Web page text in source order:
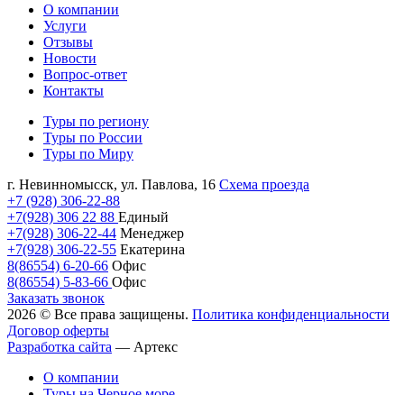
О компании
Услуги
Отзывы
Новости
Вопрос-ответ
Контакты
Туры по региону
Туры по России
Туры по Миру
г. Невинномысск, ул. Павлова, 16 Схема проезда
+7 (928) 306-22-88
+7(928) 306 22 88 Единый
+7(928) 306-22-44 Менеджер
+7(928) 306-22-55 Екатерина
8(86554) 6-20-66 Офис
8(86554) 5-83-66 Офис
Заказать звонок
2026 © Все права защищены. Политика конфиденциальности
Договор оферты
Разработка сайта — Артекс
О компании